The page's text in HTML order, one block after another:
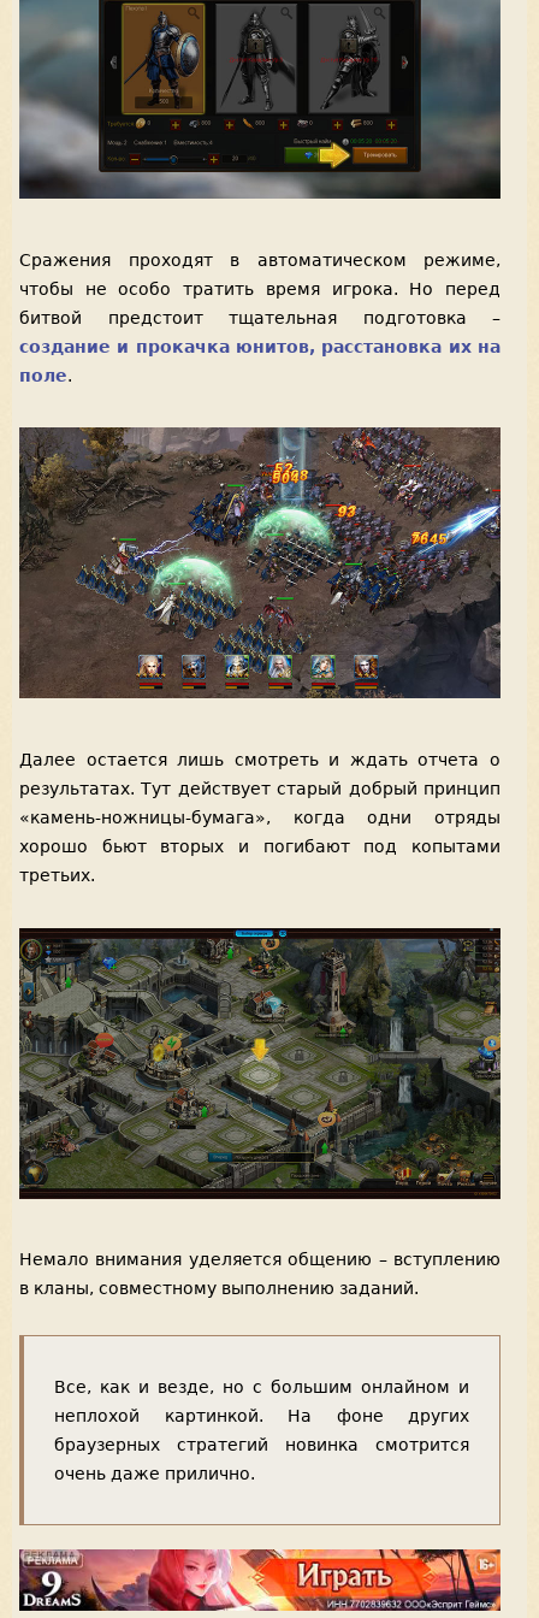
Сражения проходят в автоматическом режиме,
чтобы не особо тратить время игрока. Но перед
битвой предстоит тщательная подготовка –
создание и прокачка юнитов, расстановка их на
поле.
Далее остается лишь смотреть и ждать отчета о
результатах. Тут действует старый добрый принцип
«камень-ножницы-бумага», когда одни отряды
хорошо бьют вторых и погибают под копытами
третьих.
Немало внимания уделяется общению – вступлению
в кланы, совместному выполнению заданий.
Все, как и везде, но с большим онлайном и
неплохой картинкой. На фоне других
браузерных стратегий новинка смотрится
очень даже прилично.